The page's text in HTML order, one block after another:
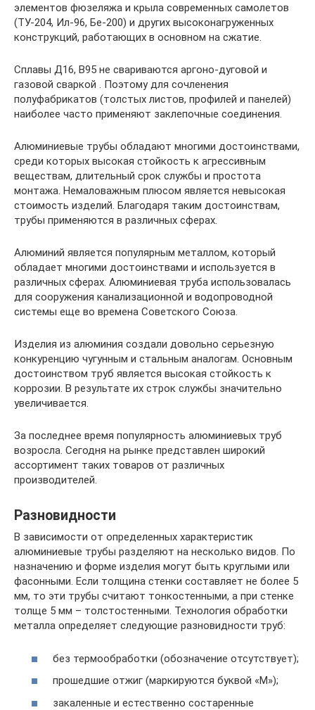
элементов фюзеляжа и крыла современных самолетов
(ТУ-204, Ил-96, Бе-200) и других высоконагруженных
конструкций, работающих в основном на сжатие.
Сплавы Д16, В95 не свариваются аргоно-дуговой и
газовой сваркой . Поэтому для сочленения
полуфабрикатов (толстых листов, профилей и панелей)
наиболее часто применяют заклепочные соединения.
Алюминиевые трубы обладают многими достоинствами,
среди которых высокая стойкость к агрессивным
веществам, длительный срок службы и простота
монтажа. Немаловажным плюсом является невысокая
стоимость изделий. Благодаря таким достоинствам,
трубы применяются в различных сферах.
Алюминий является популярным металлом, который
обладает многими достоинствами и используется в
различных сферах. Алюминиевая труба использовалась
для сооружения канализационной и водопроводной
системы еще во времена Советского Союза.
Изделия из алюминия создали довольно серьезную
конкуренцию чугунным и стальным аналогам. Основным
достоинством труб является высокая стойкость к
коррозии. В результате их строк службы значительно
увеличивается.
За последнее время популярность алюминиевых труб
возросла. Сегодня на рынке представлен широкий
ассортимент таких товаров от различных
производителей.
Разновидности
В зависимости от определенных характеристик
алюминиевые трубы разделяют на несколько видов. По
назначению и форме изделия могут быть круглыми или
фасонными. Если толщина стенки составляет не более 5
мм, то эти трубы считают тонкостенными, а при стенке
толще 5 мм – толстостенными. Технология обработки
металла определяет следующие разновидности труб:
без термообработки (обозначение отсутствует);
прошедшие отжиг (маркируются буквой «М»);
закаленные и естественно состаренные